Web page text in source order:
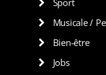
Musicale /
Bien-être
Jobs